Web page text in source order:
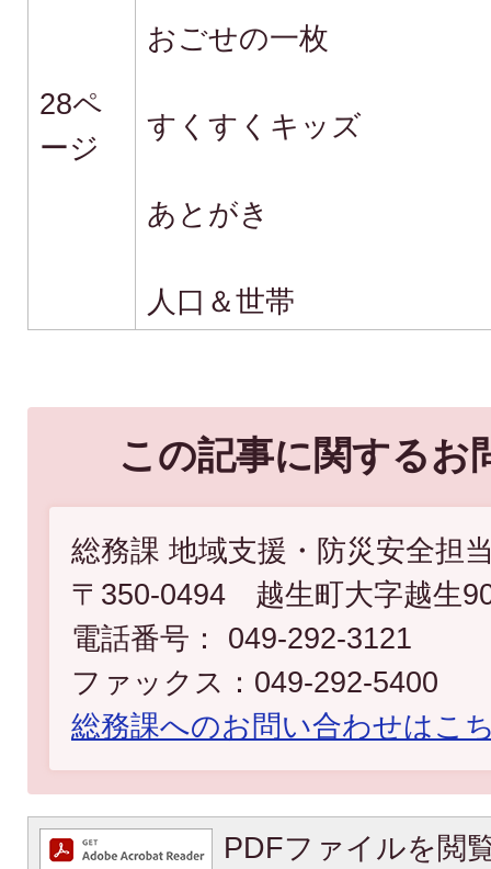
28ペ
ージ
おごせの一枚
すくすくキッズ
あとがき
人口＆世帯
この記事に関するお
総務課 地域支援・防災安全担
〒350-0494 越生町大字越生
電話番号： 049-292-3121
ファックス：049-292-5400
総務課へのお問い合わせはこ
PDFファイルを閲